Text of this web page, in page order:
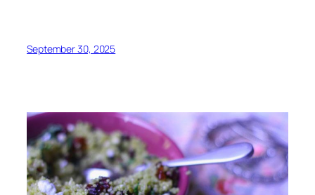
September 30, 2025